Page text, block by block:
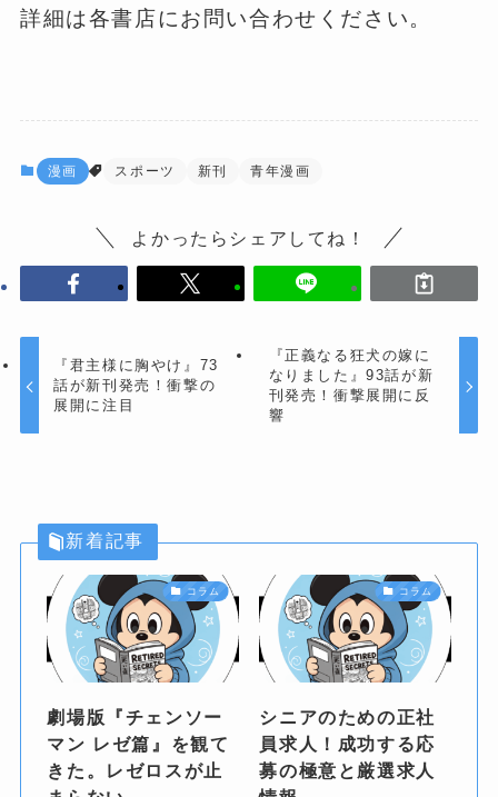
詳細は各書店にお問い合わせください。
漫画 スポーツ 新刊 青年漫画
よかったらシェアしてね！
『君主様に胸やけ』73
話が新刊発売！衝撃の
展開に注目
『正義なる狂犬の嫁に
なりました』93話が新
刊発売！衝撃展開に反
響
新着記事
コラム
劇場版『チェンソー
マン レゼ篇』を観て
きた。レゼロスが止
コラム
シニアのための正社
員求人！成功する応
募の極意と厳選求人